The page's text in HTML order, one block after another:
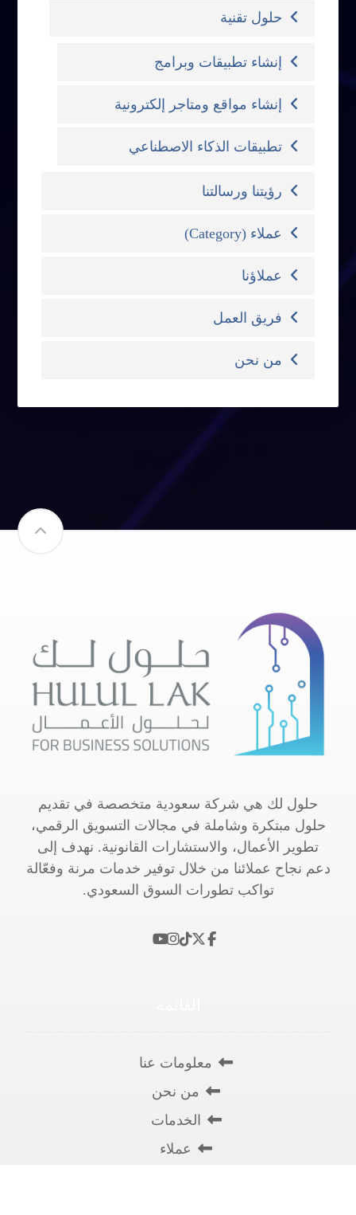
حلول تقنية
إنشاء تطبيقات وبرامج
إنشاء مواقع ومتاجر إلكترونية
تطبيقات الذكاء الاصطناعي
رؤيتنا ورسالتنا
عملاء (Category)
عملاؤنا
فريق العمل
من نحن
حلول لك هي شركة سعودية متخصصة في تقديم
حلول مبتكرة وشاملة في مجالات التسويق الرقمي،
تطوير الأعمال، والاستشارات القانونية. نهدف إلى
دعم نجاح عملائنا من خلال توفير خدمات مرنة وفعّالة
تواكب تطورات السوق السعودي.
معلومات عنا
من نحن
الخدمات
عملاء